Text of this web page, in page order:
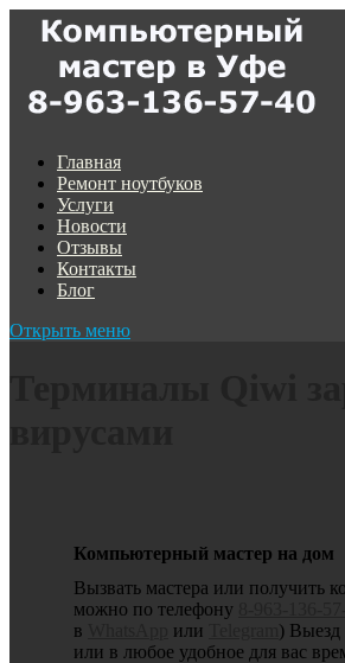
Главная
Ремонт ноутбуков
Услуги
Новости
Отзывы
Контакты
Блог
Открыть меню
Компьютерный мастер на дом
Вызвать мастера или получить
можно по телефону
в
или
) Выезд
или в любое удобное для вас